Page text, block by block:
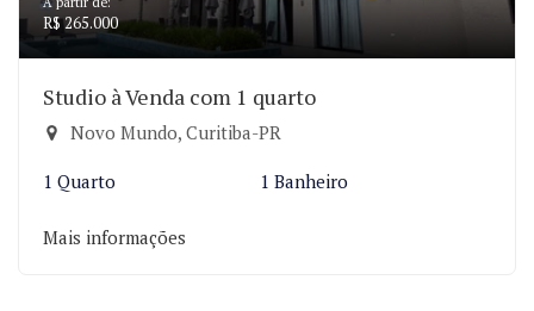
R$ 265.000
Studio à Venda com 1 quarto
Novo Mundo, Curitiba-PR
1 Quarto 1 Banheiro
Mais informações